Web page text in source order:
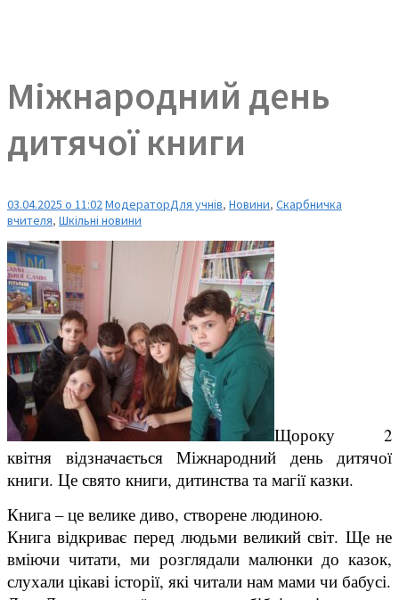
Міжнародний день
дитячої книги
03.04.2025 о 11:02МодераторДля учнів, Новини, Скарбничка
вчителя, Шкільні новини
Щороку 2
квітня відзначається Міжнародний день дитячої
книги. Це свято книги, дитинства та магії казки.
Книга – це велике диво, створене людиною.
Книга відкриває перед людьми великий світ. Ще не
вміючи читати, ми розглядали малюнки до казок,
слухали цікаві історії, які читали нам мами чи бабусі.